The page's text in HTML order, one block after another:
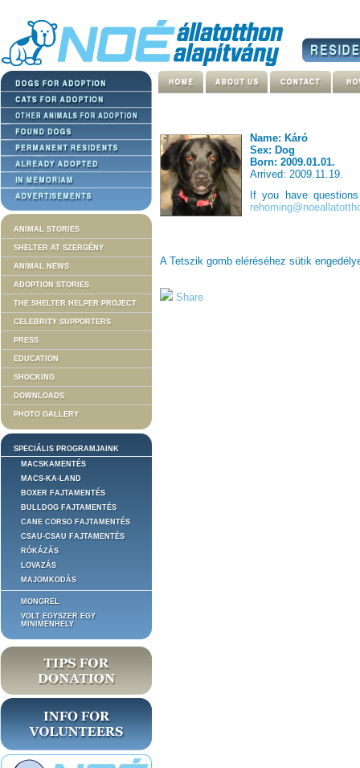
ANIMAL STORIES
SHELTER AT SZERGÉNY
ANIMAL NEWS
ADOPTION STORIES
THE SHELTER HELPER PROJECT
CELEBRITY SUPPORTERS
PRESS
EDUCATION
SHOCKING
DOWNLOADS
PHOTO GALLERY
SPECIÁLIS PROGRAMJAINK
MACSKAMENTÉS
MACS-KA-LAND
BOXER FAJTAMENTÉS
BULLDOG FAJTAMENTÉS
CANE CORSO FAJTAMENTÉS
CSAU-CSAU FAJTAMENTÉS
RÓKÁZÁS
LOVAZÁS
MAJOMKODÁS
MONGREL
VOLT EGYSZER EGY
MINIMENHELY
Name: Káró
Sex: Dog
Born: 2009.01.01.
Arrived: 2009.11.19.
If you have
A Tetszik gomb eléréséhez sütik
Share